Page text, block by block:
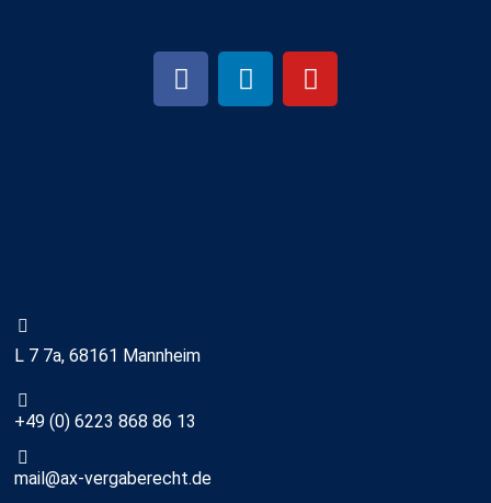
L 7 7a, 68161 Mannheim
+49 (0) 6223 868 86 13
mail@ax-vergaberecht.de